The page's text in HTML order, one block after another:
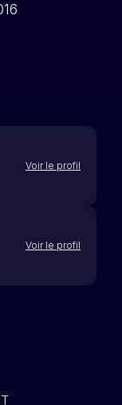
Voir le profil
Voir le profil